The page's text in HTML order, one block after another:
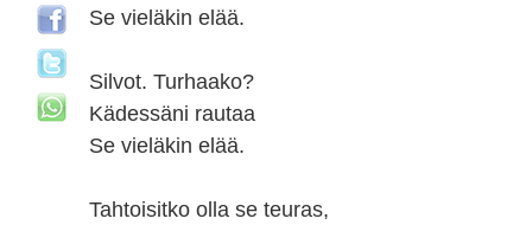
Se vieläkin elää.
Silvot. Turhaako?
Kädessäni rautaa
Se vieläkin elää.
Tahtoisitko olla se teuras,